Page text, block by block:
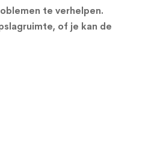
te verhelpen.
of je kan de